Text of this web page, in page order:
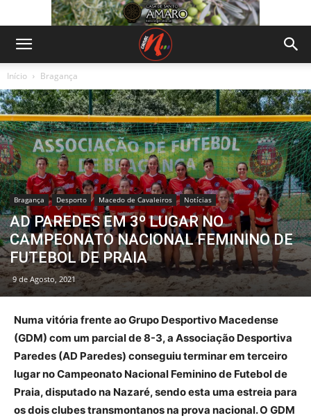
Início Bragança
Bragança Desporto Macedo de Cavaleiros Notícias
AD PAREDES EM 3º LUGAR NO
CAMPEONATO NACIONAL FEMININO DE
FUTEBOL DE PRAIA
9 de Agosto, 2021
Numa vitória frente ao Grupo Desportivo Macedense
(GDM) com um parcial de 8-3, a Associação Desportiva
Paredes (AD Paredes) conseguiu terminar em terceiro
lugar no Campeonato Nacional Feminino de Futebol de
Praia, disputado na Nazaré, sendo esta uma estreia para
os dois clubes transmontanos na prova nacional. O GDM